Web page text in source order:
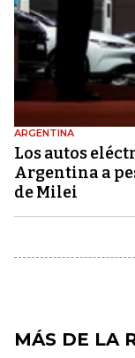
ARGENTINA
Los autos
Argentina a
de Milei
MÁS DE LA